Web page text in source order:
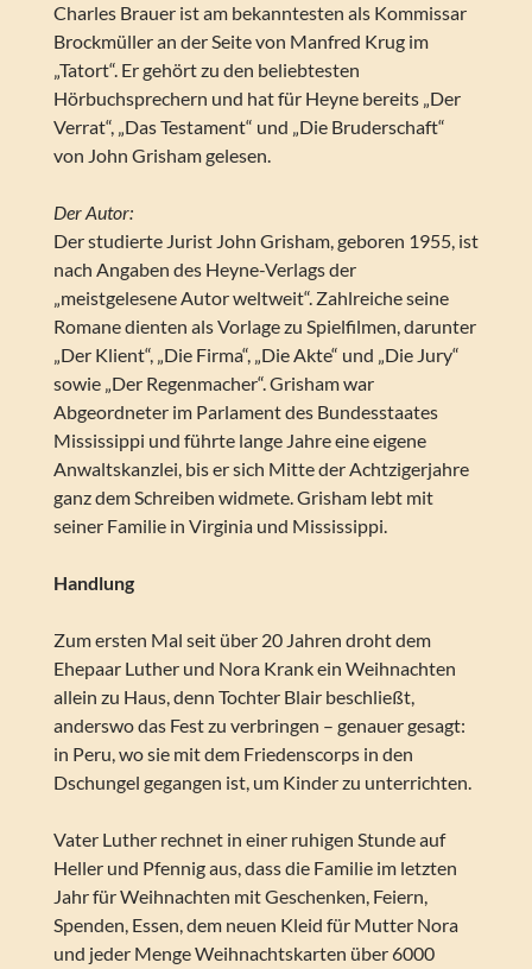
Charles Brauer ist am bekanntesten als Kommissar
Brockmüller an der Seite von Manfred Krug im
„Tatort“. Er gehört zu den beliebtesten
Hörbuchsprechern und hat für Heyne bereits „Der
Verrat“, „Das Testament“ und „Die Bruderschaft“
von John Grisham gelesen.
Der Autor:
Der studierte Jurist John Grisham, geboren 1955, ist
nach Angaben des Heyne-Verlags der
„meistgelesene Autor weltweit“. Zahlreiche seine
Romane dienten als Vorlage zu Spielfilmen, darunter
„Der Klient“, „Die Firma“, „Die Akte“ und „Die Jury“
sowie „Der Regenmacher“. Grisham war
Abgeordneter im Parlament des Bundesstaates
Mississippi und führte lange Jahre eine eigene
Anwaltskanzlei, bis er sich Mitte der Achtzigerjahre
ganz dem Schreiben widmete. Grisham lebt mit
seiner Familie in Virginia und Mississippi.
Handlung
Zum ersten Mal seit über 20 Jahren droht dem
Ehepaar Luther und Nora Krank ein Weihnachten
allein zu Haus, denn Tochter Blair beschließt,
anderswo das Fest zu verbringen – genauer gesagt:
in Peru, wo sie mit dem Friedenscorps in den
Dschungel gegangen ist, um Kinder zu unterrichten.
Vater Luther rechnet in einer ruhigen Stunde auf
Heller und Pfennig aus, dass die Familie im letzten
Jahr für Weihnachten mit Geschenken, Feiern,
Spenden, Essen, dem neuen Kleid für Mutter Nora
und jeder Menge Weihnachtskarten über 6000